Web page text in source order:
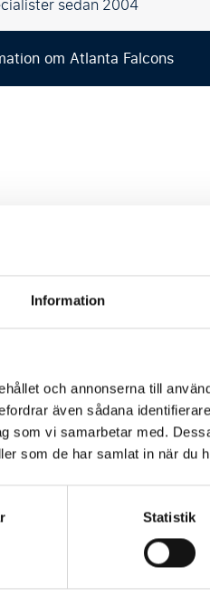
Information
och annonserna till
även sådana
som vi samarbetar med.
som de har samlat in när du
Statistik
om Atlanta Falcons
datum
Madrid